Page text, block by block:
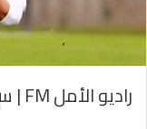
و
ن
ا راديو الأمل FM | سي إن إن